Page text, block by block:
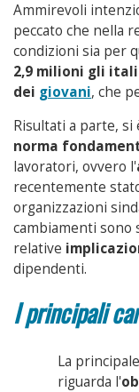
Ammirevoli
peccato che nella
condizioni sia per
2,9 milioni gli
dei giovani, che
Risultati a parte,
norma
lavoratori, ovvero l'
recentemente
organizzazioni
cambiamenti
relative
dipendenti.
I principali
La
riguarda l'